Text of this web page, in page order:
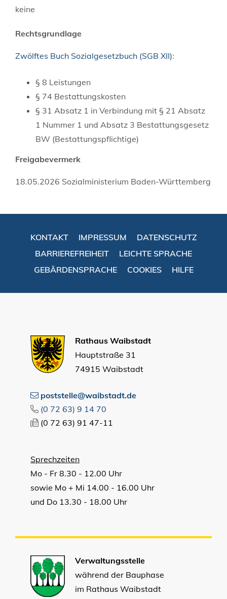
keine
Rechtsgrundlage
Zwölftes Buch Sozialgesetzbuch (SGB XII):
§ 8 Leistungen
§ 74 Bestattungskosten
§ 31 Absatz 1 in Verbindung mit § 21 Absatz
1 Nummer 1 und Absatz 3 Bestattungsgesetz
BW (Bestattungspflichtige)
Freigabevermerk
18.05.2026 Sozialministerium Baden-Württemberg
KONTAKT IMPRESSUM
DATENSCHUTZ
BARRIEREFREIHEIT
LEICHTE SPRACHE
GEBÄRDENSPRACHE
COOKIES HILFE
Rathaus Waibstadt
Hauptstraße 31
74915 Waibstadt
poststelle@waibstadt.de
(0 72 63) 9 14 70
(0 72 63) 91 47-11
Sprechzeiten
Mo - Fr 8.30 - 12.00 Uhr
sowie Mo + Mi 14.00 - 16.00 Uhr
und Do 13.30 - 18.00 Uhr
Verwaltungsstelle
während der Bauphase
im Rathaus Waibstadt